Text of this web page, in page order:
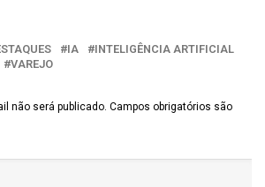
IA
INTELIGÊNCIA ARTIFICIAL
VAREJO
não será publicado. Campos obrigatórios são